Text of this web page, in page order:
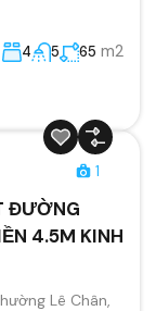
4 5 65 m2
1
ĐƯỜNG
4.5M KINH
Lê Chân,